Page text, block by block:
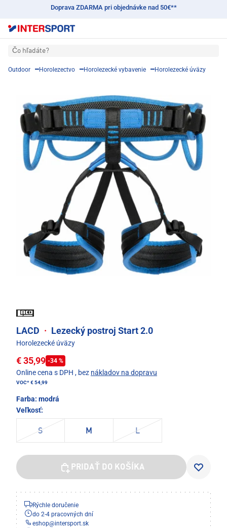
Doprava ZDARMA pri objednávke nad 50€**
Čo hľadáte?
Outdoor Horolezectvo Horolezecké vybavenie Horolezecké úväzy
LACD · Lezecký postroj Start 2.0
Horolezecké úväzy
€ 35,99 -34 %
Online cena s DPH , bez nákladov na dopravu
VOC*€ 54,99
Farba: modrá
Veľkosť:
S M L
PRIDAŤ DO KOŠÍKA
Rýchle doručenie
do 2-4 pracovných dní
eshop@intersport.sk